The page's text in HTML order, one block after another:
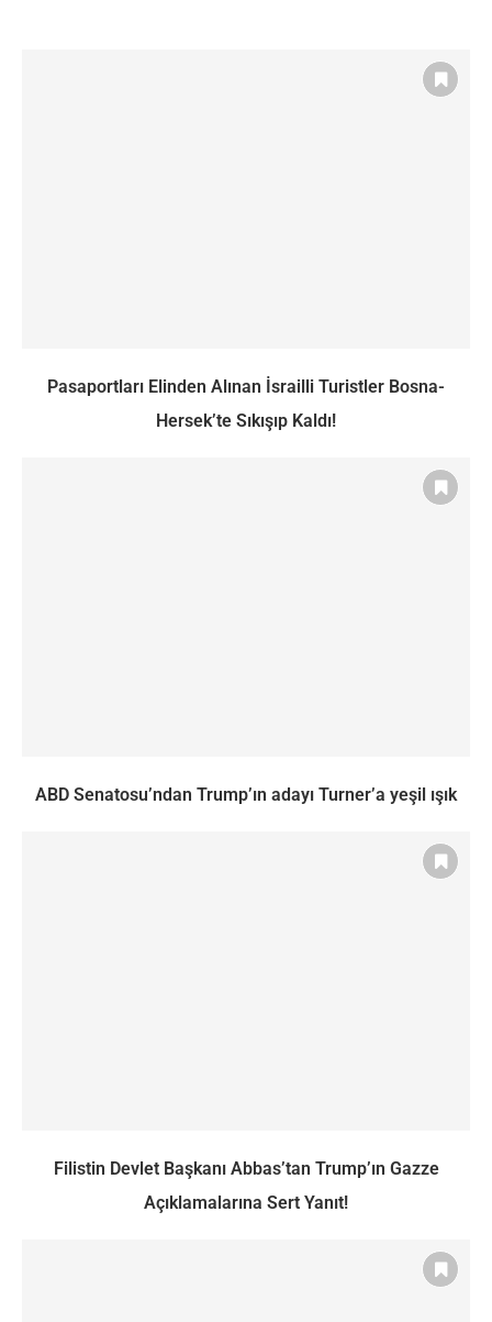
Pasaportları Elinden Alınan İsrailli Turistler Bosna-
Hersek’te Sıkışıp Kaldı!
ABD Senatosu’ndan Trump’ın adayı Turner’a yeşil ışık
Filistin Devlet Başkanı Abbas’tan Trump’ın Gazze
Açıklamalarına Sert Yanıt!